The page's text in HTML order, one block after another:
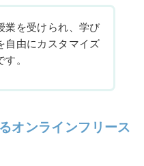
業を受けられ、学び
自由にカスタマイズ
。
オンラインフリース